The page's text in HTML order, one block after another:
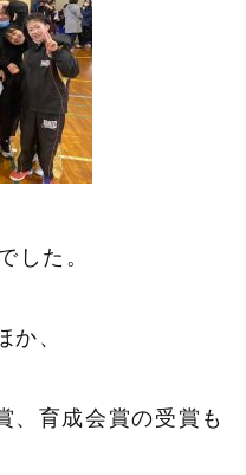
した。
か、
、育成会賞の受賞も